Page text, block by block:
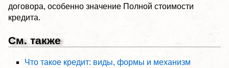
договора, особенно значение Полной стоимости
кредита.
См. также
Что такое кредит: виды, формы и механизм